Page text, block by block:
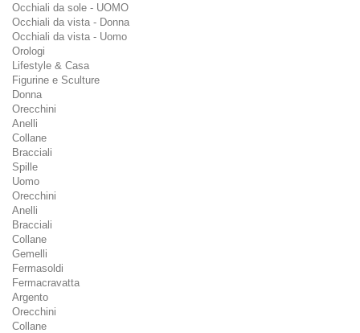
Occhiali da sole - UOMO
Occhiali da vista - Donna
Occhiali da vista - Uomo
Orologi
Lifestyle & Casa
Figurine e Sculture
Donna
Orecchini
Anelli
Collane
Bracciali
Spille
Uomo
Orecchini
Anelli
Bracciali
Collane
Gemelli
Fermasoldi
Fermacravatta
Argento
Orecchini
Collane